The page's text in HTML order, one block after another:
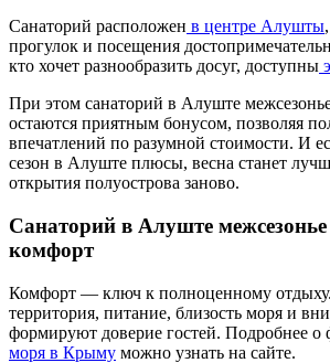
Санаторий расположен в центре Алушты
прогулок и посещения
кто хочет разнообразить досуг, доступны
При этом санаторий в Алуште
остаются приятным бонусом, позволяя
впечатлений по разумной стоимости. И
сезон в Алуште плюсы, весна станет
открытия полуострова заново.
Санаторий в Алуште
комфорт
Комфорт — ключ к полноценному
территория, питание, близость моря и
формируют доверие гостей. Подробнее о
моря в Крыму можно узнать на сайте.